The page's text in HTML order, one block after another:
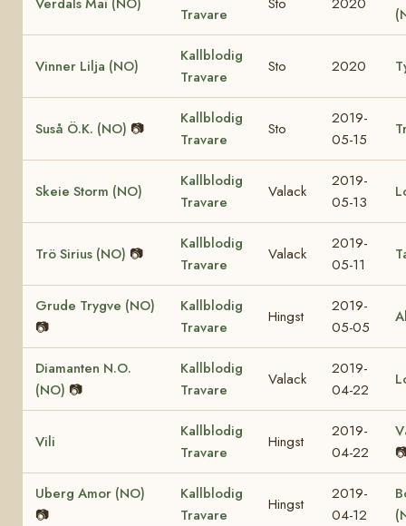
Travare
Vinner Lilja (NO)
Kallblodig
Travare
Sto 2020
Suså Ö.K. (NO) 📷
Kallblodig
Travare
Sto
2019-
05-15
Skeie Storm (NO)
Kallblodig
Travare
Valack
2019-
05-13
Trö Sirius (NO) 📷
Kallblodig
Travare
Valack
2019-
05-11
Grude Trygve (NO)
📷
Kallblodig
Travare
Hingst
2019-
05-05
Diamanten N.O.
(NO) 📷
Kallblodig
Travare
Valack
2019-
04-22
Vili
Kallblodig
Travare
Hingst
2019-
04-22
Uberg Amor (NO)
📷
Kallblodig
Travare
Hingst
2019-
04-12